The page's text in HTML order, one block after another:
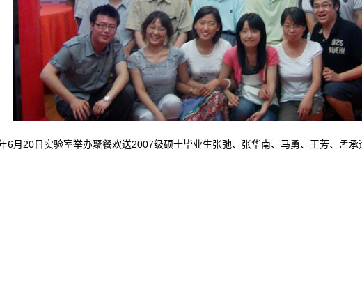
6月20日实验室举办聚餐欢送2007级硕士毕业生张弛、张华南、马勇、王芳、孟